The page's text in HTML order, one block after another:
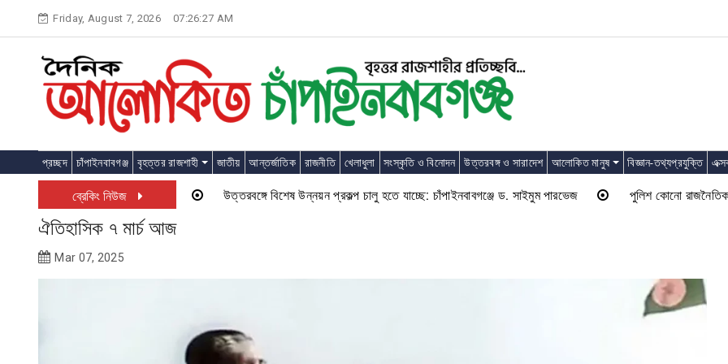
content
Friday, August 7, 2026 07:26:28 AM
প্রচ্ছদ চাঁপাইনবাবগঞ্জ বৃহত্তর রাজশাহী জাতীয় আন্তর্জাতিক রাজনীতি খেলাধুলা সংস্কৃতি ও বিনোদন উত্তরবঙ্গ ও সারাদেশ আলোকিত মানুষ বিজ্ঞান-তথ্যপ্রযুক্তি
ব্রেকিং নিউজ উত্তরবঙ্গে বিশেষ উন্নয়ন প্রকল্প চালু হতে যাচ্ছে: চাঁপাইনবাবগঞ্জে ড. সাইমুম পারভেজ পুলিশ কোনো রাজনৈতিক দলের
ঐতিহাসিক ৭ মার্চ আজ
Mar 07, 2025